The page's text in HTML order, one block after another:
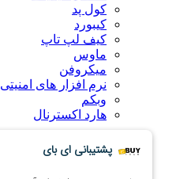
کول پد
کیبورد
کیف لپ تاپ
ماوس
میکروفن
نرم افزار های امنیتی
وبکم
هارد اکسترنال
درباره ما
راهنمای خرید اینترنتی